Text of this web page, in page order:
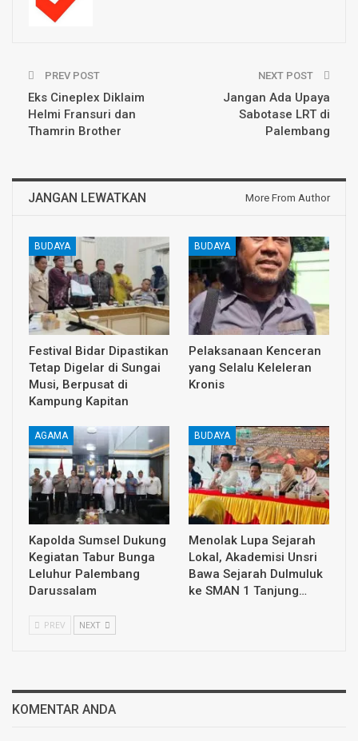
PREV POST
Eks Cineplex Diklaim
Helmi Fransuri dan
Thamrin Brother
NEXT POST
Jangan Ada Upaya
Sabotase LRT di
Palembang
JANGAN LEWATKAN More From Author
BUDAYA
Festival Bidar Dipastikan
Tetap Digelar di Sungai
Musi, Berpusat di
Kampung Kapitan
BUDAYA
Pelaksanaan Kenceran
yang Selalu Keleleran
Kronis
AGAMA
Kapolda Sumsel Dukung
Kegiatan Tabur Bunga
Leluhur Palembang
Darussalam
BUDAYA
Menolak Lupa Sejarah
Lokal, Akademisi Unsri
Bawa Sejarah Dulmuluk
ke SMAN 1 Tanjung…
PREV NEXT
KOMENTAR ANDA